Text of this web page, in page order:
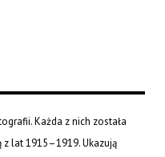
Każda z nich została
lat 1915–1919. Ukazują